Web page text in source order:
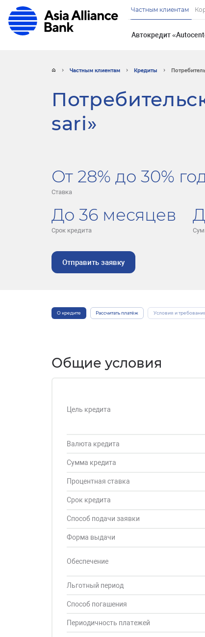
Частным клиентам
Автокредит
Частным клиентам Кредиты
sari»
От 28% до 30%
Ставка
До 36 месяцев
Срок кредита
Отправить заявку
О кредите Рассчитать платёж Условия и
Общие условия
Цель кредита
Валюта кредита
Сумма кредита
Процентная ставка
Срок кредита
Способ подачи заявки
Форма выдачи
Обеспечение
Льготный период
Способ погашения
Периодичность платежей